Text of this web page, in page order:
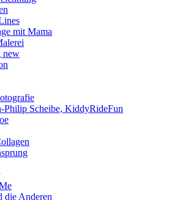
mit Mama
new
Philip Scheibe, KiddyRideFun
die Anderen